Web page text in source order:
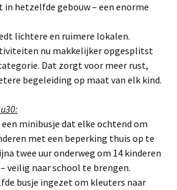
in hetzelfde gebouw – een enorme
lichtere en ruimere lokalen.
nu makkelijker opgesplitst
Dat zorgt voor meer rust,
begeleiding op maat van elk kind.
minibusje dat elke ochtend om
met een beperking thuis op te
twee uur onderweg om 14 kinderen
veilig naar school te brengen.
busje ingezet om kleuters naar